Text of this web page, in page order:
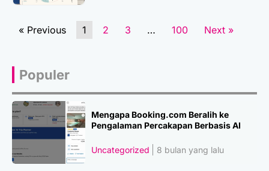
« Previous 1 2 3 … 100 Next »
Populer
Mengapa Booking.com Beralih ke
Pengalaman Percakapan Berbasis AI
Uncategorized 8 bulan yang lalu